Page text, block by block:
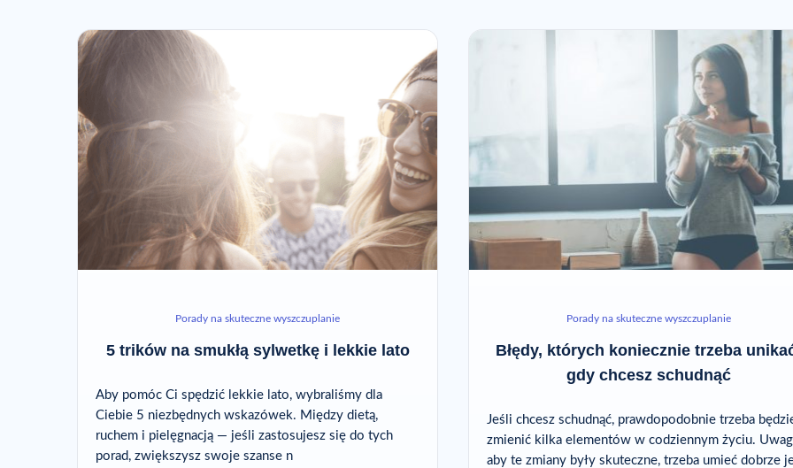
Porady na skuteczne wyszczuplanie
5 trików na smukłą sylwetkę i lekkie lato
Aby pomóc Ci spędzić lekkie lato, wybraliśmy dla
Ciebie 5 niezbędnych wskazówek. Między dietą,
ruchem i pielęgnacją — jeśli zastosujesz się do tych
porad, zwiększysz swoje szanse n
Porady na skuteczne wyszczuplanie
Błędy, których koniecznie trzeba
gdy chcesz schudnąć
Jeśli chcesz schudnąć, prawdopodobnie trzeba
zmienić kilka elementów w codziennym życiu.
aby te zmiany były skuteczne, trzeba umieć dobrze